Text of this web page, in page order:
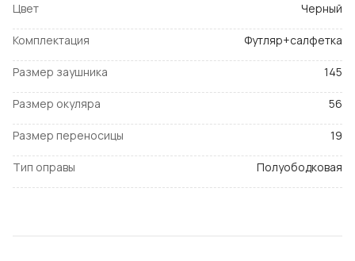
Цвет Черный
Комплектация Футляр+салфетка
Размер заушника 145
Размер окуляра 56
Размер переносицы 19
Тип оправы Полуободковая